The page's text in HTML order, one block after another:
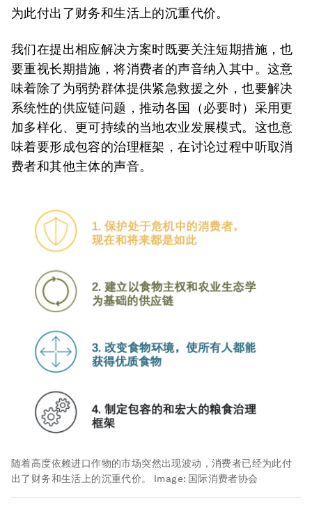
为此付出了财务和生活上的沉重代价。
我们在提出相应解决方案时既要关注短期措施，也
要重视长期措施，将消费者的声音纳入其中。这意
味着除了为弱势群体提供紧急救援之外，也要解决
系统性的供应链问题，推动各国（必要时）采用更
加多样化、更可持续的当地农业发展模式。这也意
味着要形成包容的治理框架，在讨论过程中听取消
费者和其他主体的声音。
随着高度依赖进口作物的市场突然出现波动，消费者已经为此付
出了财务和生活上的沉重代价。
Image: 国际消费者协会